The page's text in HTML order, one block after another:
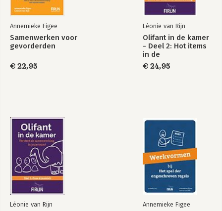
Hoe je de driedeling in teams gebruikt
Samenvatting ongeschreven regels bespreken in de dagelijkse
praktijk
Interventieoverzicht per stap
Dankwoord
Annemieke Figee
Samenwerken voor
gevorderden
€ 22,95
Léonie van Rijn
Olifant in de kamer
- Deel 2: Hot items
in de
samenwerking
€ 24,95
Léonie van Rijn Annemieke Figee